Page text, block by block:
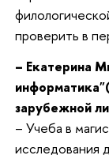
проверить в
– Екатерина
зарубежной
– Учеба в
исследования